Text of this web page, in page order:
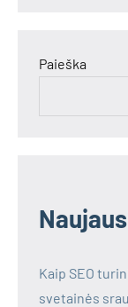
Paieška
Kaip SEO
svetainės